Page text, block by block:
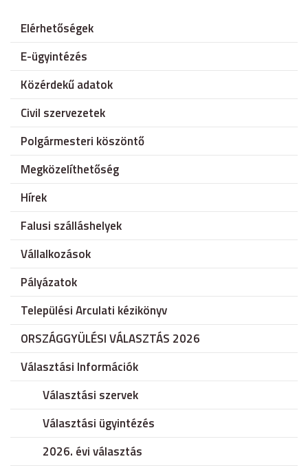
Elérhetőségek
E-ügyintézés
Közérdekű adatok
Civil szervezetek
Polgármesteri köszöntő
Megközelíthetőség
Hírek
Falusi szálláshelyek
Vállalkozások
Pályázatok
Települési Arculati kézikönyv
ORSZÁGGYÜLÉSI VÁLASZTÁS 2026
Választási Információk
Választási szervek
Választási ügyintézés
2026. évi választás